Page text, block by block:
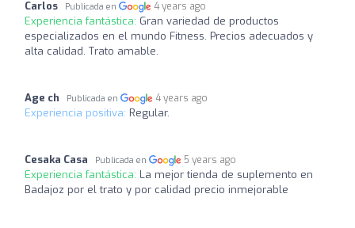
Carlos Publicada en 4 years ago
Experiencia fantástica: Gran variedad de productos
especializados en el mundo Fitness. Precios adecuados y
alta calidad. Trato amable.
Age ch Publicada en 4 years ago
Experiencia positiva: Regular.
Cesaka Casa Publicada en 5 years ago
Experiencia fantástica: La mejor tienda de suplemento en
Badajoz por el trato y por calidad precio inmejorable